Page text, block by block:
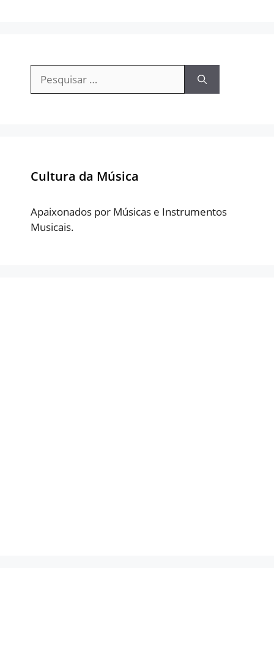
Pesquisar
por:
Cultura da Música
Apaixonados por Músicas e Instrumentos
Musicais.